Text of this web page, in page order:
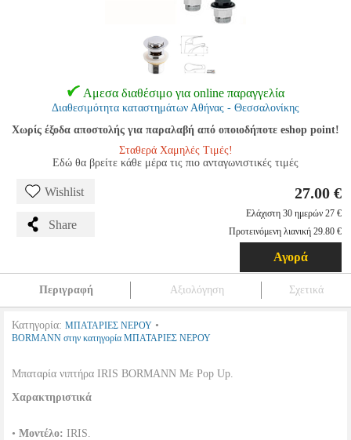
Αμεσα διαθέσιμο για online παραγγελία
Διαθεσιμότητα καταστημάτων Αθήνας - Θεσσαλονίκης
Χωρίς έξοδα αποστολής για παραλαβή από οποιοδήποτε eshop point!
Σταθερά Χαμηλές Τιμές!
Εδώ θα βρείτε κάθε μέρα τις πιο ανταγωνιστικές τιμές
Wishlist
Share
27.00 €
Ελάχιστη 30 ημερών 27 €
Προτεινόμενη λιανική 29.80 €
Αγορά
Περιγραφή Αξιολόγηση Σχετικά
Κατηγορία: ΜΠΑΤΑΡΙΕΣ ΝΕΡΟΥ •
BORMANN στην κατηγορία ΜΠΑΤΑΡΙΕΣ ΝΕΡΟΥ
Μπαταρία νιπτήρα IRIS BORMANN Με Pop Up.
Χαρακτηριστικά
• Μοντέλο: IRIS.